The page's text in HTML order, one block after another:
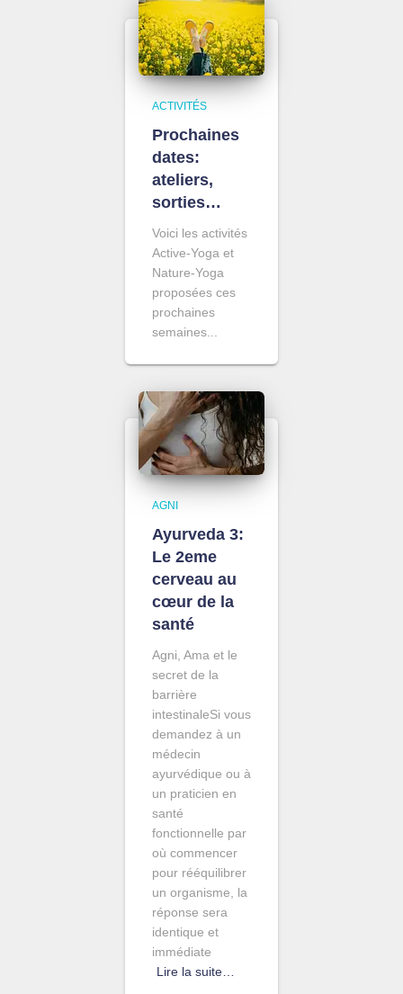
ACTIVITÉS
Prochaines
dates:
ateliers,
sorties…
Voici les activités
Active-Yoga et
Nature-Yoga
proposées ces
prochaines
semaines...
AGNI
Ayurveda 3:
Le 2eme
cerveau au
cœur de la
santé
Agni, Ama et le
secret de la
barrière
intestinaleSi vous
demandez à un
médecin
ayurvédique ou à
un praticien en
santé
fonctionnelle par
où commencer
pour rééquilibrer
un organisme, la
réponse sera
identique et
immédiate
Lire la suite…